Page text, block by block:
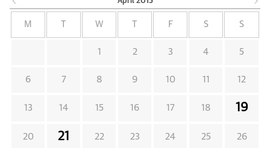
M W F S S
1 2 3 4 5
6 7 8 9 10 11 12
13 14 15 16 17 18 19
20 21 22 23 24 25 26